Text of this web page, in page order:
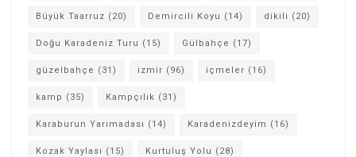
Büyük Taarruz (20) Demircili Koyu (14) dikili (20)
Doğu Karadeniz Turu (15) Gülbahçe (17)
güzelbahçe (31) izmir (96) içmeler (16)
kamp (35) Kampçılık (31)
Karaburun Yarımadası (14) Karadenizdeyim (16)
Kozak Yaylası (15) Kurtuluş Yolu (28)